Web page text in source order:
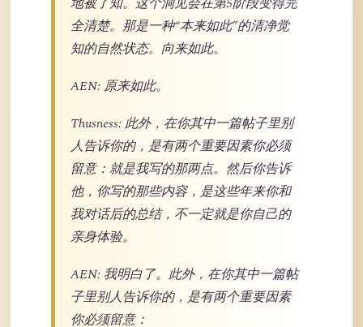
全清楚。那是一种“本来如此”的清净觉
知的自然状态。向来如此。
AEN: 原来如此。
Thusness: 此外，在你其中一篇帖子里别
人告诉你的，是有两个重要因素你必须
留意：就是我写的那两点。然后你告诉
他，你写的那些内容，是这些年来你和
我对话后的总结，不一定就是你自己的
亲身体验。
AEN: 我明白了。此外，在你其中一篇帖
子里别人告诉你的，是有两个重要因素
你必须留意：